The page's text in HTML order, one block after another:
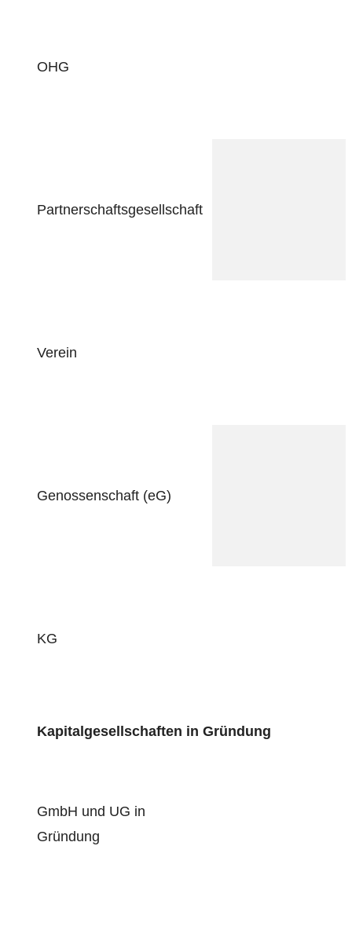
OHG
Partnerschaftsgesellschaft
Verein
Genossenschaft (eG)
KG
Kapitalgesellschaften in Gründung
GmbH und UG in
Gründung